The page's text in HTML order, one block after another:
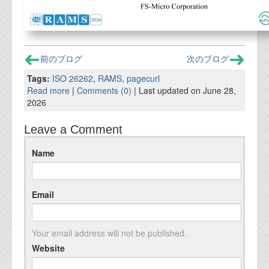
外部投稿記事
技術文書
ご希望の方は、お問い合わせページから
ログインをお願い致します。アカウント
設計用語集
お問い合わせ
前のブログ
次のブログ
Tags: ISO 26262, RAMS, pagecurl
Read more | Comments (0) | Last updated on June 28,
2026
Leave a Comment
Name
Email
Your email address will not be published.
Website